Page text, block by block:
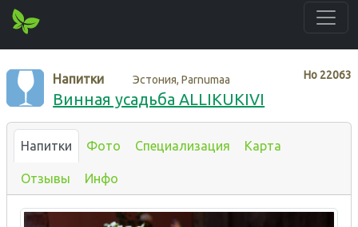
Нo 22063
Напитки Эстония, Parnumaa
Винная усадьба ALLIKUKIVI
Напитки Фото Специализация Карта
Отзывы Инфо